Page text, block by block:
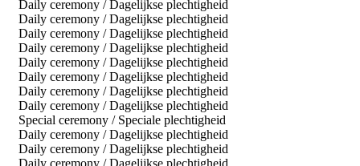
Daily ceremony / Dagelijkse plechtigheid
Daily ceremony / Dagelijkse plechtigheid
Daily ceremony / Dagelijkse plechtigheid
Daily ceremony / Dagelijkse plechtigheid
Daily ceremony / Dagelijkse plechtigheid
Daily ceremony / Dagelijkse plechtigheid
Daily ceremony / Dagelijkse plechtigheid
Daily ceremony / Dagelijkse plechtigheid
Special ceremony / Speciale plechtigheid
Daily ceremony / Dagelijkse plechtigheid
Daily ceremony / Dagelijkse plechtigheid
Daily ceremony / Dagelijkse plechtigheid